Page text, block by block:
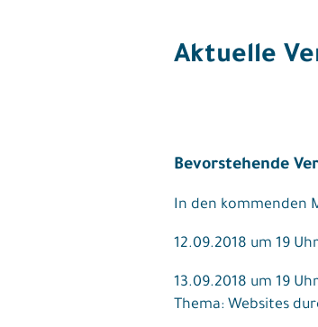
Aktuelle
Bevorstehende
In den kommenden
12.09.2018 um 19 Uhr
13.09.2018 um 19 Uhr
Thema: Websites